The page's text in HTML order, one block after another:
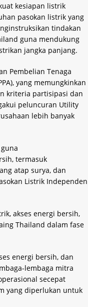
kesiapan listrik
pasokan listrik yang
tindakan
guna mendukung
jangka panjang.
Pembelian Tenaga
yang memungkinkan
kriteria partisipasi dan
peluncuran Utility
lebih banyak
termasuk
atap surya, dan
Listrik Independen
akses energi bersih,
Thailand dalam fase
energi bersih, dan
lembaga mitra
secepat
yang diperlukan untuk